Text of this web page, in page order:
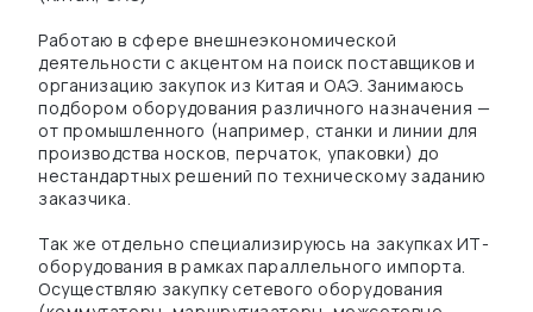
Работаю в сфере внешнеэкономической
деятельности с акцентом на поиск поставщиков и
организацию закупок из Китая и ОАЭ. Занимаюсь
подбором оборудования различного назначения —
от промышленного (например, станки и линии для
производства носков, перчаток, упаковки) до
нестандартных решений по техническому заданию
заказчика.
Так же отдельно специализируюсь на закупках ИТ-
оборудования в рамках параллельного импорта.
Осуществляю закупку сетевого оборудования